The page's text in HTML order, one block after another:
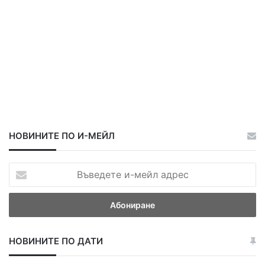
НОВИНИТЕ ПО И-МЕЙЛ
в
д
т
е
НОВИНИТЕ ПО ДАТИ